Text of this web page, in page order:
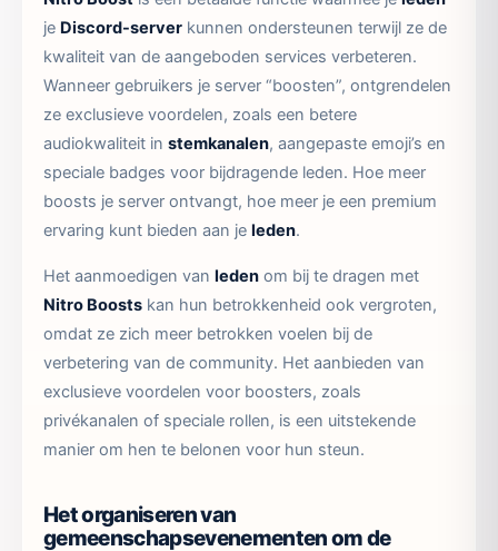
je Discord-server kunnen ondersteunen terwijl ze de
kwaliteit van de aangeboden services verbeteren.
Wanneer gebruikers je server “boosten”, ontgrendelen
ze exclusieve voordelen, zoals een betere
audiokwaliteit in stemkanalen, aangepaste emoji’s en
speciale badges voor bijdragende leden. Hoe meer
boosts je server ontvangt, hoe meer je een premium
ervaring kunt bieden aan je leden.
Het aanmoedigen van leden om bij te dragen met
Nitro Boosts kan hun betrokkenheid ook vergroten,
omdat ze zich meer betrokken voelen bij de
verbetering van de community. Het aanbieden van
exclusieve voordelen voor boosters, zoals
privékanalen of speciale rollen, is een uitstekende
manier om hen te belonen voor hun steun.
Het organiseren van
gemeenschapsevenementen om de